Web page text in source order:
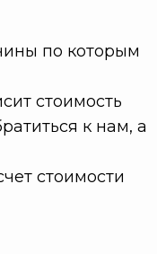
по которым
стоимость
к нам, а
стоимости